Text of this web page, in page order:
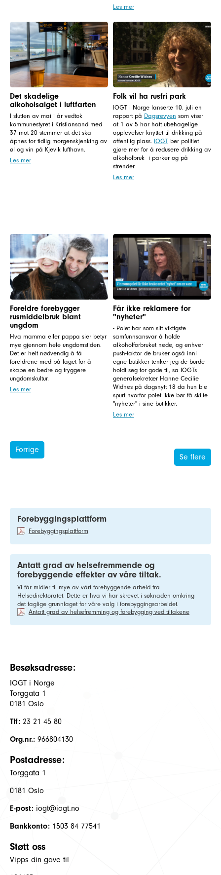
Les mer
Det skadelige
alkoholsalget i luftfarten
I slutten av mai i år vedtok
kommunestyret i Kristiansand med
37 mot 20 stemmer at det skal
åpnes for tidlig morgenskjenking av
øl og vin på Kjevik lufthavn.
Les mer
Folk vil ha rusfri park
IOGT i Norge lanserte 10. juli en
rapport på Dagsrevyen som viser
at 1 av 5 har hatt ubehagelige
opplevelser knyttet til drikking på
offentlig plass. IOGT ber politiet
gjøre mer for å redusere drikking av
alkoholbruk i parker og på
strender.
Les mer
Foreldre forebygger
rusmiddelbruk blant
ungdom
Hva mamma eller pappa sier betyr
mye gjennom hele ungdomstiden.
Det er helt nødvendig å få
foreldrene med på laget for å
skape en bedre og tryggere
ungdomskultur.
Les mer
Får ikke reklamere for
"nyheter"
- Polet har som sitt viktigste
samfunnsansvar å holde
alkoholforbruket nede, og enhver
push-faktor de bruker også inni
egne butikker tenker jeg de burde
holdt seg for gode til, sa IOGTs
generalsekretær Hanne Cecilie
Widnes på dagsnytt 18 da hun ble
spurt hvorfor polet ikke bør få skilte
"nyheter" i sine butikker.
Les mer
Forrige
Se flere
Forebyggingsplattform
Forebyggingsplattform
Antatt grad av helsefremmende og
forebyggende effekter av våre tiltak.
Vi får midler til mye av vårt forebyggende arbeid fra
Helsedirektoratet. Dette er hva vi har skrevet i søknaden omkring
det faglige grunnlaget for våre valg i forebyggingsarbeidet.
Antatt grad av helsefremming og forebygging ved tiltakene
Besøksadresse:
IOGT i Norge
Torggata 1
0181 Oslo
Tlf: 23 21 45 80
Org.nr.: 966804130
Postadresse:
Torggata 1
0181 Oslo
E-post: iogt@iogt.no
Bankkonto: 1503 84 77541
Støtt oss
Vipps din gave til